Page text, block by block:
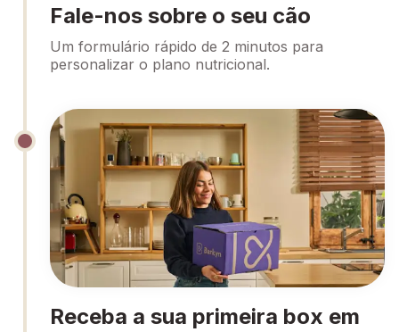
Fale-nos sobre o seu cão
Um formulário rápido de 2 minutos para
personalizar o plano nutricional.
Receba a sua primeira box em